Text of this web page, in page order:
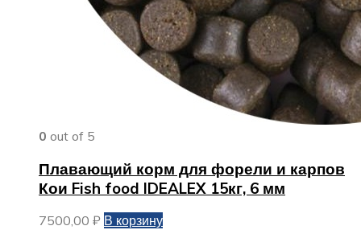
0 out of 5
Плавающий корм для форели и карпов
Кои Fish food IDEALEX 15кг, 6 мм
7500,00 ₽ В корзину